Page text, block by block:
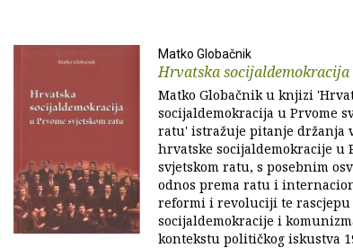
Matko Globačnik
Hrvatska socijaldemokracija
Matko Globačnik u knjizi
socijaldemokracija u Prvome
ratu' istražuje pitanje držanja
hrvatske socijaldemokracije u
svjetskom ratu, s posebnim
odnos prema ratu i
reformi i revoluciji te rascjepu
socijaldemokracije i
kontekstu političkog iskustva